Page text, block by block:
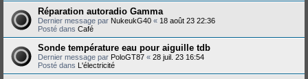
Réparation autoradio Gamma
Dernier message par NukeukG40 « 18 août 23 22:36
Posté dans Café
Sonde température eau pour aiguille tdb
Dernier message par PoloGT87 « 28 juil. 23 16:54
Posté dans L'électricité